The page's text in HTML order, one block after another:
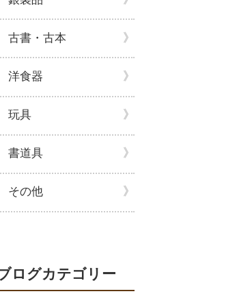
古書・古本
洋食器
玩具
書道具
その他
ログカテゴリー